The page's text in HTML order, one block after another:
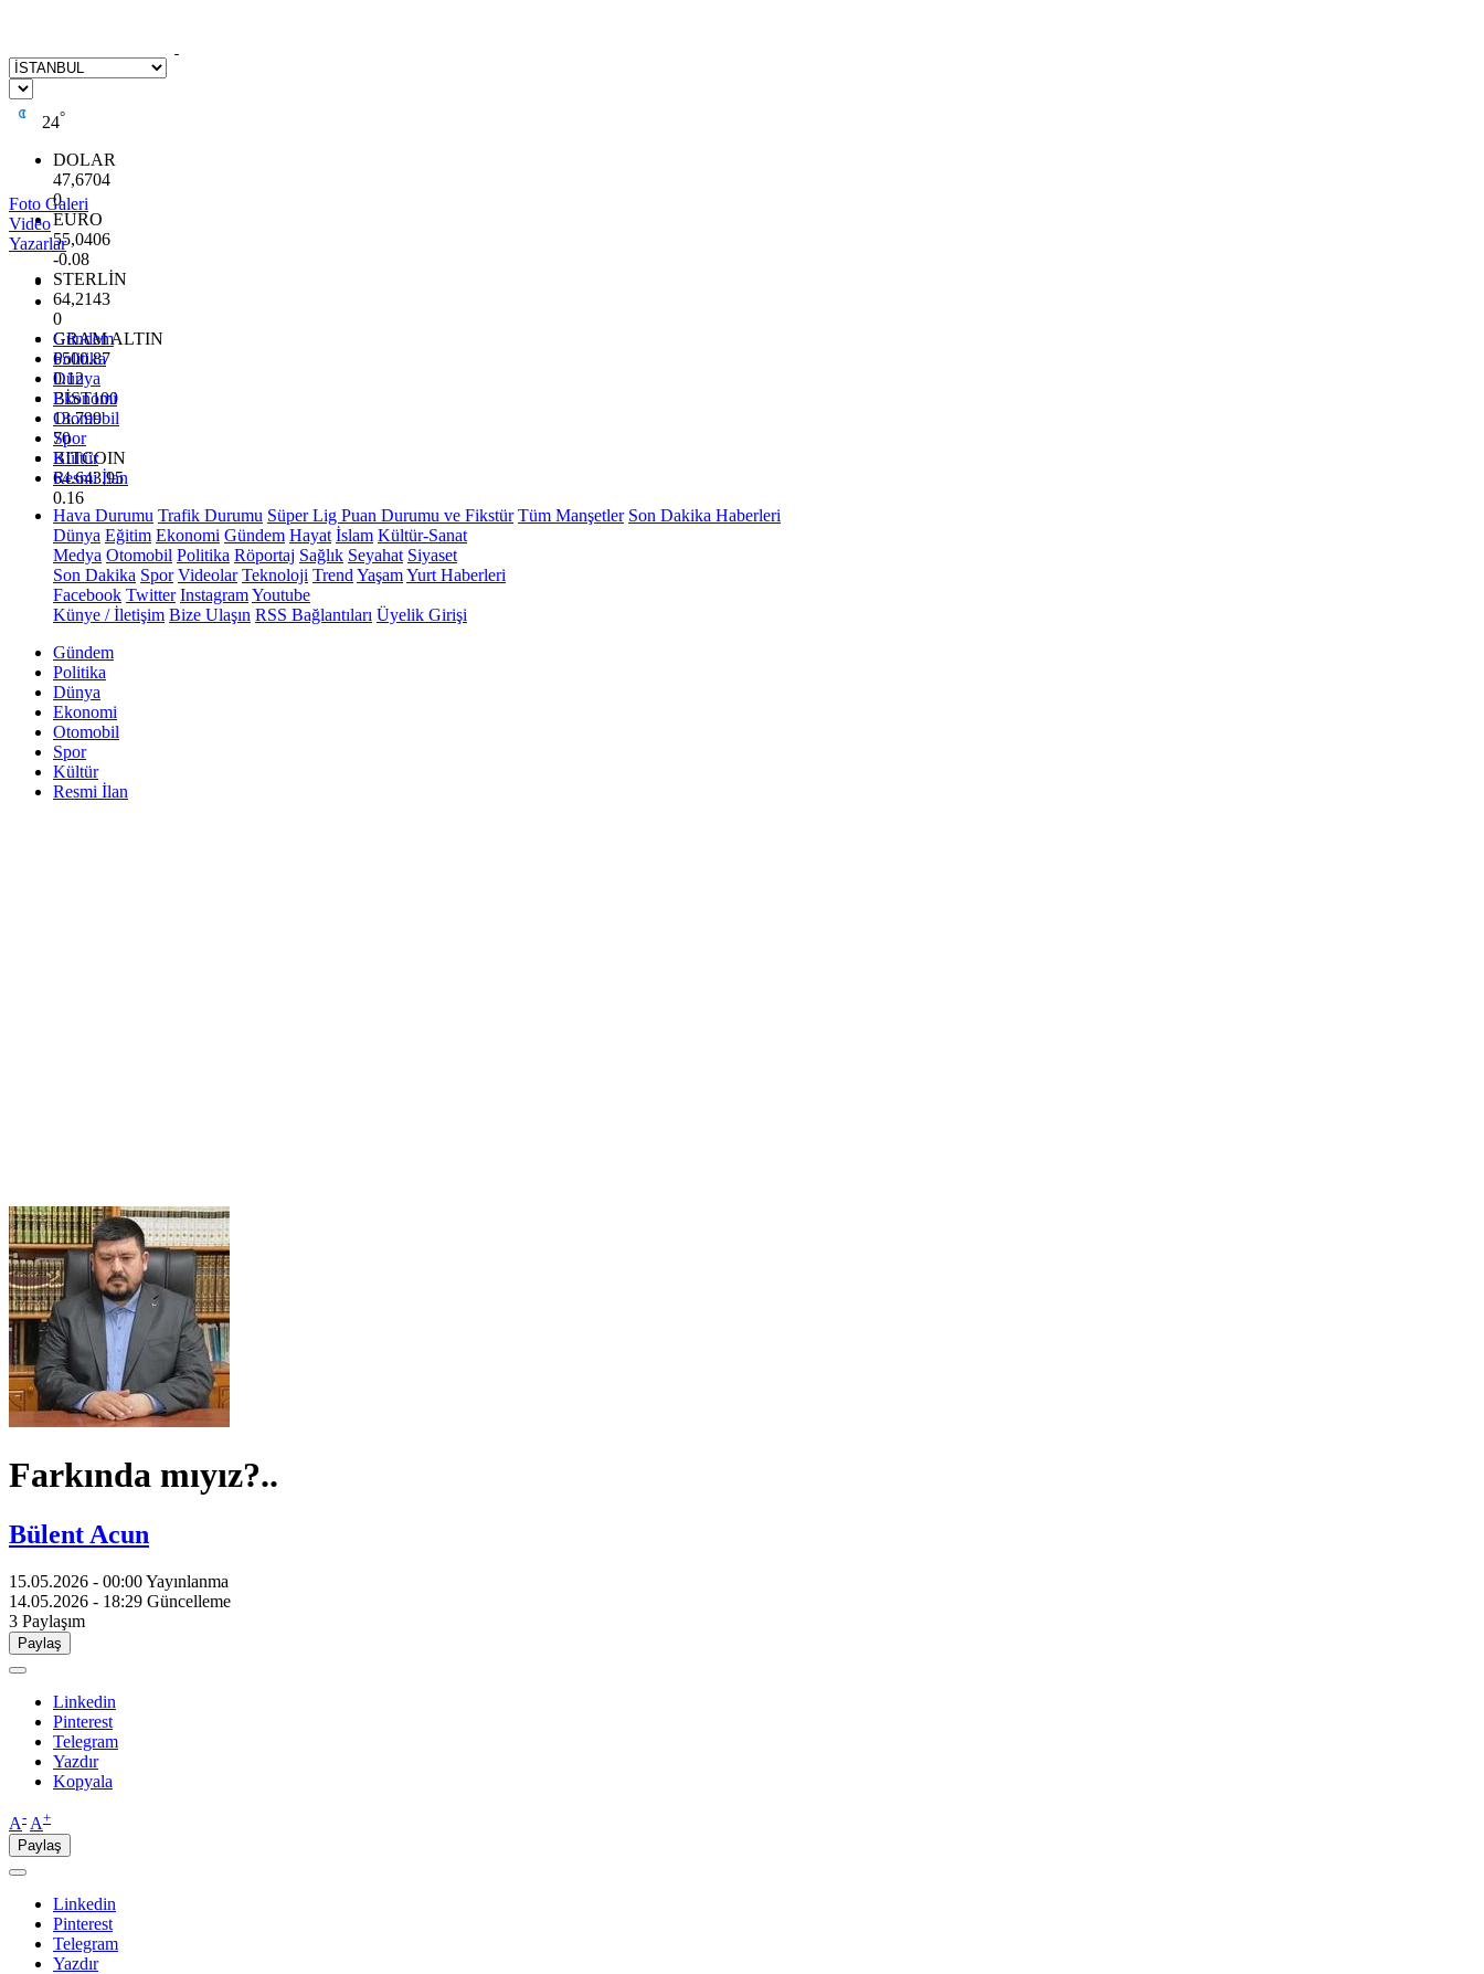
24°
DOLAR
47,6704
0
EURO
55,0406
-0.08
STERLİN
64,2143
0
GRAM ALTIN
6500.87
0.12
BİST100
13.799
70
BITCOIN
64.643,95
0.16
Foto Galeri
Video
Yazarlar
Gündem
Politika
Dünya
Ekonomi
Otomobil
Spor
Kültür
Resmi İlan
Hava Durumu Trafik Durumu Süper Lig Puan Durumu ve Fikstür Tüm Manşetler Son Dakika Haberleri
Dünya Eğitim Ekonomi Gündem Hayat İslam Kültür-Sanat
Medya Otomobil Politika Röportaj Sağlık Seyahat Siyaset
Son Dakika Spor Videolar Teknoloji Trend YaşamYurt Haberleri
Facebook Twitter InstagramYoutube
Künye / İletişim Bize Ulaşın RSS Bağlantıları Üyelik Girişi
Gündem
Politika
Dünya
Ekonomi
Otomobil
Spor
Kültür
Resmi İlan
Farkında mıyız?..
Bülent Acun
15.05.2026 - 00:00Yayınlanma
14.05.2026 - 18:29 Güncelleme
3 Paylaşım
Paylaş
Linkedin
Pinterest
Telegram
Yazdır
Kopyala
A- A+
Paylaş
Linkedin
Pinterest
Telegram
Yazdır